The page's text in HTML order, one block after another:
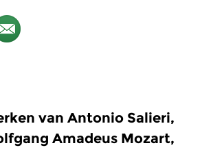
van Antonio Salieri,
Amadeus Mozart,